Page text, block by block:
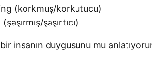
(korkmuş/korkutucu)
şaşırtıcı)
bir insanın duygusunu mu